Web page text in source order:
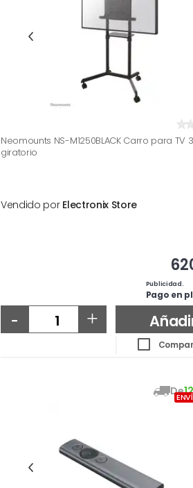
Neomounts NS-M1250BLACK Carro para TV
giratorio
Vendido por Electronix Store
Publicidad.
Pago en
- +
De12